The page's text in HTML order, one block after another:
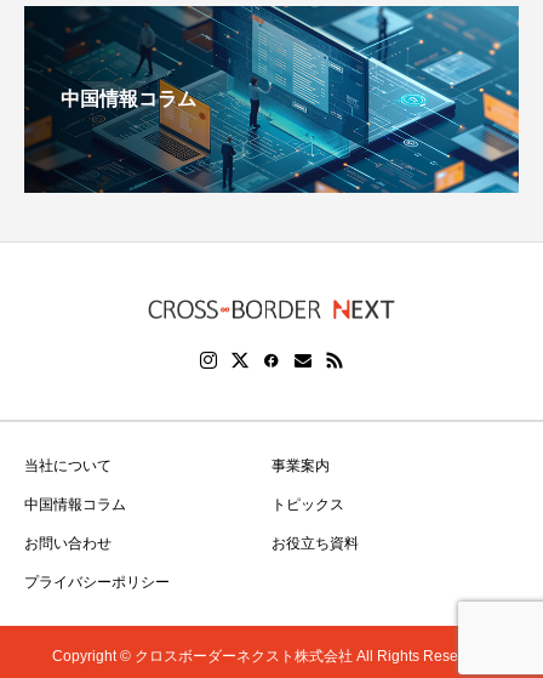
中国情報コラム
当社について 事業案内
中国情報コラム トピックス
お問い合わせ お役立ち資料
プライバシーポリシー
Copyright © クロスボーダーネクスト株式会社 All Rights Reserved.